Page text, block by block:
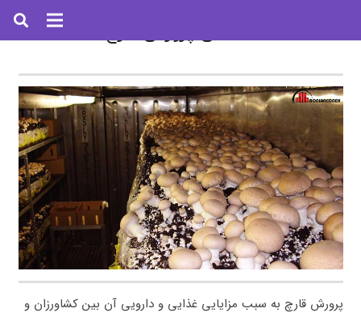
پرورش قارچ به سبب مزایایی غذایی و دارویی آن بین کشاورزان و